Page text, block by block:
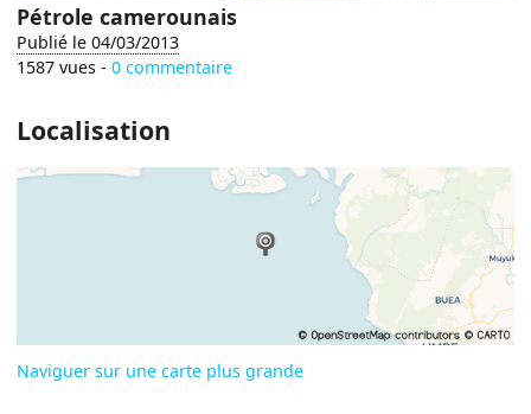
Pétrole camerounais
Publié le 04/03/2013
1587 vues -0 commentaire
Localisation
Naviguer sur une carte plus grande